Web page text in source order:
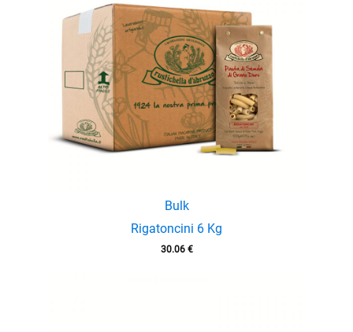
Bulk
Rigatoncini 6 Kg
30.06 €